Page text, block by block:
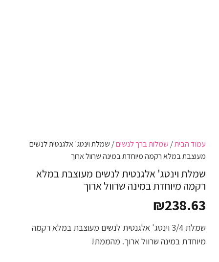
עמוד הבית/ שמלות ברך לנשים/ שמלת וינטג' אלגנטית לנשים
מעוצבת במלא רקמה מיוחדת במינה שרוול ארוך
שמלת וינטג' אלגנטית לנשים מעוצבת במלא
רקמה מיוחדת במינה שרוול ארוך
₪238.63
שמלת 3/4 וינטג' אלגנטית לנשים מעוצבת במלא רקמה
מיוחדת במינה שרוול ארוך. מהממת!